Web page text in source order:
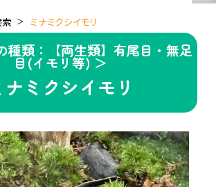
ミナミクシイモリ
種類：【両生類】有尾目・無足
目(イモリ等) ＞
ナミクシイモリ